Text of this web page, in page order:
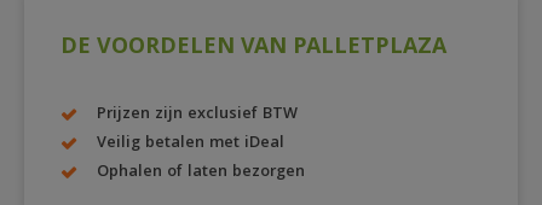
DE VOORDELEN VAN PALLETPLAZA
Prijzen zijn exclusief BTW
Veilig betalen met iDeal
Ophalen of laten bezorgen